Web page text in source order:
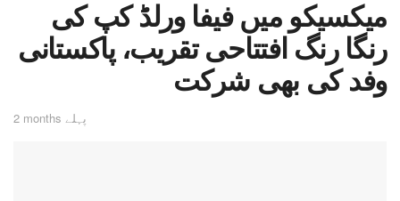
میکسیکو میں فیفا ورلڈ کپ کی
رنگا رنگ افتتاحی تقریب، پاکستانی
وفد کی بھی شرکت
2 months پہلے